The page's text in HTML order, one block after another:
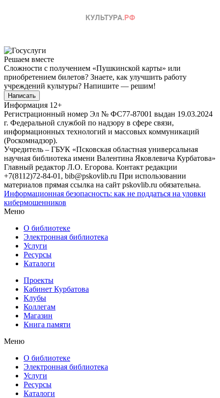
Решаем вместе
Сложности с получением «Пушкинской карты» или
приобретением билетов? Знаете, как улучшить работу
учреждений культуры? Напишите — решим!
Написать
Информация 12+
Регистрационный номер Эл № ФС77-87001 выдан 19.03.2024
г. Федеральной службой по надзору в сфере связи,
информационных технологий и массовых коммуникаций
(Роскомнадзор).
Учредитель – ГБУК «Псковская областная универсальная
научная библиотека имени Валентина Яковлевича Курбатова»
Главный редактор Л.О. Егорова. Контакт редакции
+7(8112)72-84-01, bib@pskovlib.ru При использовании
материалов прямая ссылка на сайт pskovlib.ru обязательна.
Информационная безопасность: как не поддаться на уловки
кибермошенников
Меню
О библиотеке
Электронная библиотека
Услуги
Ресурсы
Каталоги
Проекты
Кабинет Курбатова
Клубы
Коллегам
Магазин
Книга памяти
Меню
О библиотеке
Электронная библиотека
Услуги
Ресурсы
Каталоги